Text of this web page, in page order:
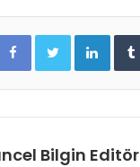
Facebook Twitter LinkedIn
Bilgin Editör